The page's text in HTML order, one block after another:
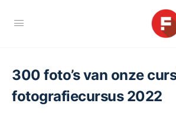
300 foto’s van onze
fotografiecursus 2022